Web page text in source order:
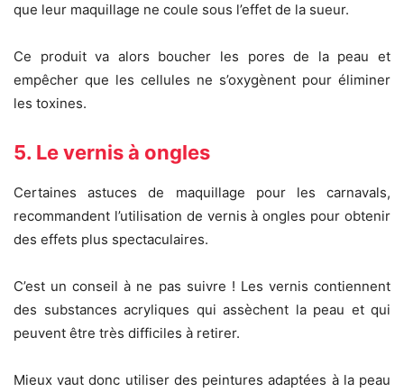
que leur maquillage ne coule sous l’effet de la sueur.
Ce produit va alors boucher les pores de la peau et
empêcher que les cellules ne s’oxygènent pour éliminer
les toxines.
5. Le vernis à ongles
Certaines astuces de maquillage pour les carnavals,
recommandent l’utilisation de vernis à ongles pour obtenir
des effets plus spectaculaires.
C’est un conseil à ne pas suivre ! Les vernis contiennent
des substances acryliques qui assèchent la peau et qui
peuvent être très difficiles à retirer.
Mieux vaut donc utiliser des peintures adaptées à la peau